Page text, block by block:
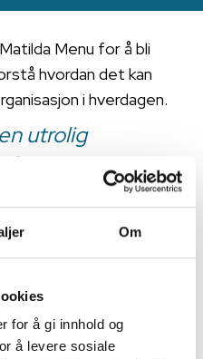
Om
for å gi innhold og
å levere sosiale
Menu for å bli
hvordan det kan
i hverdagen.
utrolig
all
ligger i
å formidle
pårørende er
sier Lena
i Matilda